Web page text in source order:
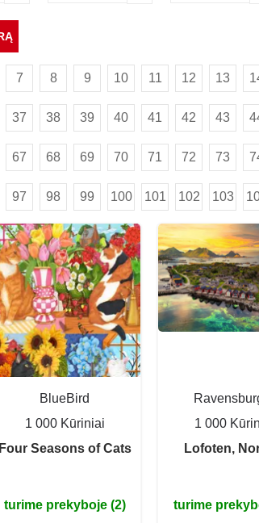
7 8 9 10 11 12 13
37 38 39 40 41 42 43
67 68 69 70 71 72 73
97 98 99 100 101 102 103
BlueBird
1 000 Kūriniai
Four Seasons of Cats
turime prekyboje (2)
1 000
Lofoten,
turime